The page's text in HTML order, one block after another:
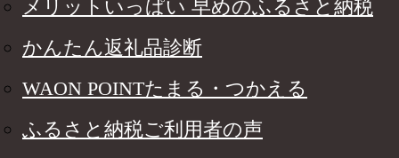
メリットいっぱい 早めのふるさと納税
かんたん返礼品診断
WAON POINTたまる・つかえる
ふるさと納税ご利用者の声